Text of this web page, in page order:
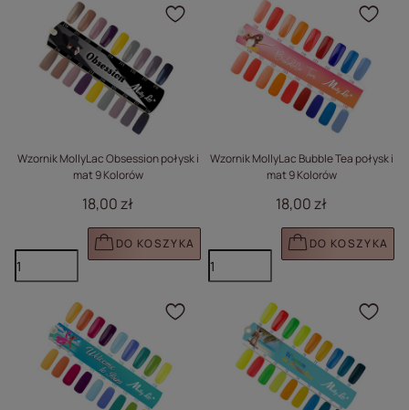
Wzornik MollyLac Obsession połysk i
mat 9 Kolorów
18,00 zł
DO KOSZYKA
Kliknij, aby dodać
Wzornik MollyLac Bubble Tea połysk i
mat 9 Kolorów
18,00 zł
DO KOSZYKA
Kliknij, aby dodać